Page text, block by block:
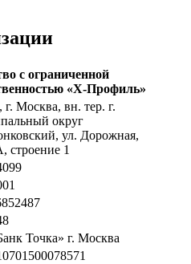
с ограниченной
«Х-Профиль»
, г. Москва, вн. тер. г.
округ
ул. Дорожная,
строение 1
Точка» г. Москва